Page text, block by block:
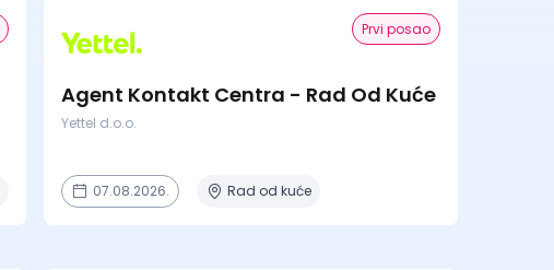
Prvi posao
Agent Kontakt Centra - Rad Od Kuće
Yettel d.o.o.
07.08.2026. Rad od kuće